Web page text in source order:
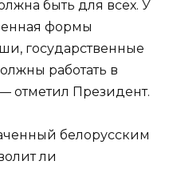
быть для всех. У
формы
государственные
работать в
— отметил Президент.
белорусским
ли